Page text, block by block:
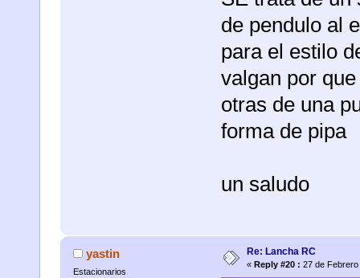
de pendulo al
para el estilo
valgan por
otras de una
forma de pipa
un saludo
yastin
Estacionarios
Re: Lancha RC
« Reply #20 : 27 de